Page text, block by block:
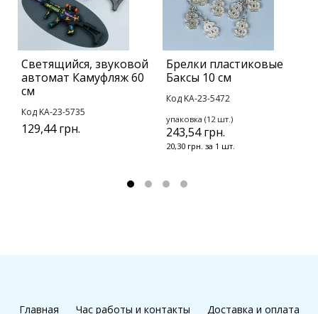
Светящийся, звуковой
автомат Камуфляж 60
см
Код KA-23-5735
129,44 грн.
Брелки пластиковые
Баксы 10 см
Код KA-23-5472
упаковка (12 шт.)
243,54 грн.
20,30 грн. за 1 шт.
Главная Час работы и контакты Доставка и оплата